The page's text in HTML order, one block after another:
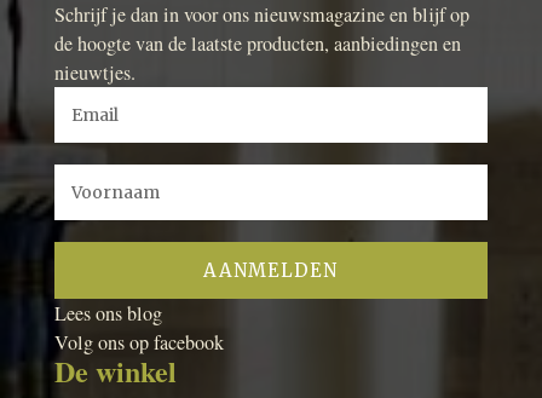
Schrijf je dan in voor ons nieuwsmagazine en blijf op
de hoogte van de laatste producten, aanbiedingen en
nieuwtjes.
Lees ons blog
Volg ons op facebook
De winkel